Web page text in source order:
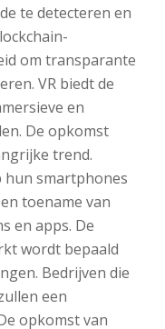
te detecteren en
om transparante
VR biedt de
en
De opkomst
trend.
hun smartphones
toename van
en apps. De
wordt bepaald
Bedrijven die
een
opkomst van